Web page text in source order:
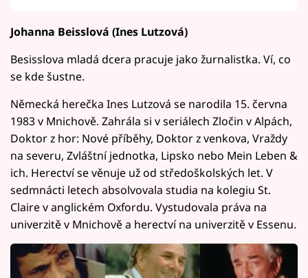
Johanna Beisslová (Ines Lutzová)
Besisslova mladá dcera pracuje jako žurnalistka. Ví, co
se kde šustne.
Německá herečka Ines Lutzová se narodila 15. června
1983 v Mnichově. Zahrála si v seriálech Zločin v Alpách,
Doktor z hor: Nové příběhy, Doktor z venkova, Vraždy
na severu, Zvláštní jednotka, Lipsko nebo Mein Leben &
ich. Herectví se věnuje už od středoškolských let. V
sedmnácti letech absolvovala studia na kolegiu St.
Claire v anglickém Oxfordu. Vystudovala práva na
univerzitě v Mnichově a herectví na univerzitě v Essenu.